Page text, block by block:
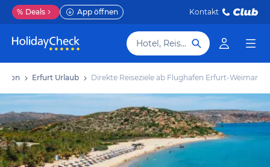
% Deals App öffnen Kontakt
Hotel, Reiseziel
Erfurt Urlaub Direkte Reiseziele ab Flughafen Erfurt-Weimar